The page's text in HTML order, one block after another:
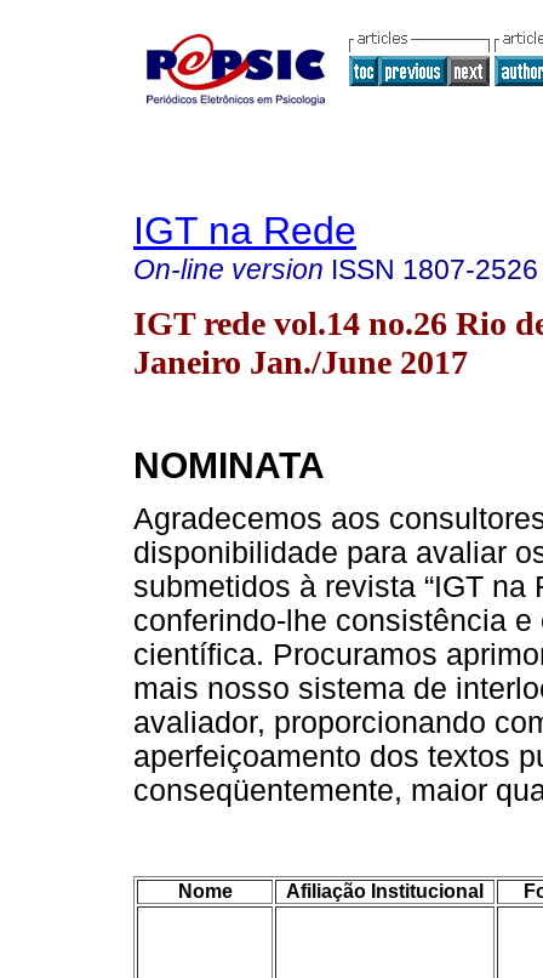
IGT na Rede
On-line version ISSN 1807-2526
IGT rede vol.14 no.26 Rio
Janeiro Jan./June 2017
NOMINATA
Agradecemos aos
disponibilidade para avaliar
submetidos à revista “IGT na
conferindo-lhe consistência e
científica. Procuramos
mais nosso sistema de
avaliador, proporcionando
aperfeiçoamento dos textos
conseqüentemente, maior
Nome Afiliação Institucional